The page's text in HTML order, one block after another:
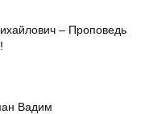
– Проповедь
Вадим